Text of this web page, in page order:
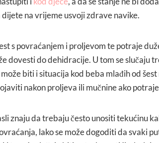
na vrijeme usvoji zdrave navike.
s povraćanjem i proljevom te potraje
dovesti do dehidracije. U tom se slučaju
biti i situacija kod beba mlađih od
nakon proljeva ili mučnine ako
znaju da trebaju često unositi tekućinu
lako se može dogoditi da svaki